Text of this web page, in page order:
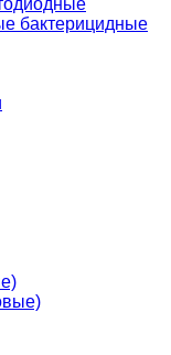
бактерицидные